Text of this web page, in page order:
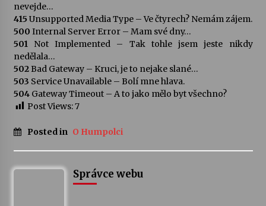
17. 7. 2026
Ozvěny prázdnin
14. 7. 2026
odkaz Josefa Čapka
Varhanní recitál Michala Novenka v Klášteře
Želiv
nevejde…
415 Unsupported Media Type – Ve čtyrech? Nemám zájem.
500 Internal Server Error – Mam své dny…
501Not Implemented – Tak tohle jsem jeste nikdy
nedělala…
502Bad Gateway – Kruci, je to nejake slané…
503 Service Unavailable – Bolí mne hlava.
504Gateway Timeout – A to jako mělo byt všechno?
Post Views:7
Posted in O Humpolci
Správce webu